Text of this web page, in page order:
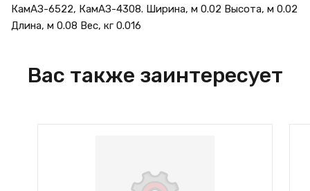
КамАЗ-6522, КамАЗ-4308. Ширина, м 0.02 Высота, м 0.02
Длина, м 0.08 Вес, кг 0.016
Вас также заинтересует